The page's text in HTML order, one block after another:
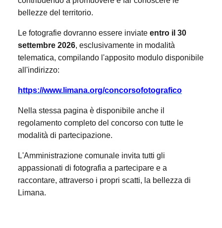
bellezze del territorio.
Le fotografie dovranno essere inviate entro il 30
settembre 2026, esclusivamente in modalità
telematica, compilando l'apposito modulo disponibile
all'indirizzo:
https://www.limana.org/concorsofotografico
Nella stessa pagina è disponibile anche il
regolamento completo del concorso con tutte le
modalità di partecipazione.
L'Amministrazione comunale invita tutti gli
appassionati di fotografia a partecipare e a
raccontare, attraverso i propri scatti, la bellezza di
Limana.